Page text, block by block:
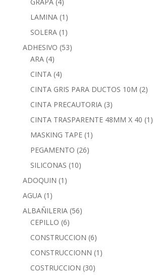
LAMINA (1)
SOLERA (1)
ADHESIVO (53)
ARA (4)
CINTA (4)
CINTA GRIS PARA DUCTOS 10M (2)
CINTA PRECAUTORIA (3)
CINTA TRASPARENTE 48MM X 40 (1)
MASKING TAPE (1)
PEGAMENTO (26)
SILICONAS (10)
ADOQUIN (1)
AGUA (1)
ALBAÑILERIA (56)
CEPILLO (6)
CONSTRUCCION (6)
CONSTRUCCIONN (1)
COSTRUCCION (30)